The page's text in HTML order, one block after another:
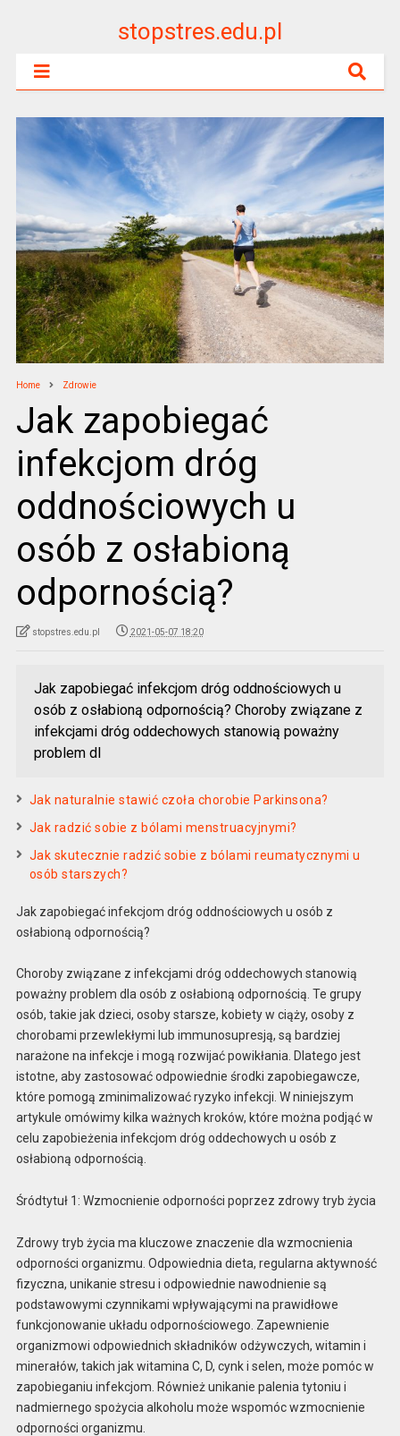
stopstres.edu.pl
Home Zdrowie
Jak zapobiegać
infekcjom dróg
oddnościowych u
osób z osłabioną
odpornością?
stopstres.edu.pl 2021-05-07 18:20
Jak zapobiegać infekcjom dróg oddnościowych u
osób z osłabioną odpornością? Choroby związane z
infekcjami dróg oddechowych stanowią poważny
problem dl
Jak naturalnie stawić czoła chorobie Parkinsona?
Jak radzić sobie z bólami menstruacyjnymi?
Jak skutecznie radzić sobie z bólami reumatycznymi u
osób starszych?
Jak zapobiegać infekcjom dróg oddnościowych u osób z
osłabioną odpornością?
Choroby związane z infekcjami dróg oddechowych stanowią
poważny problem dla osób z osłabioną odpornością. Te grupy
osób, takie jak dzieci, osoby starsze, kobiety w ciąży, osoby z
chorobami przewlekłymi lub immunosupresją, są bardziej
narażone na infekcje i mogą rozwijać powikłania. Dlatego jest
istotne, aby zastosować odpowiednie środki zapobiegawcze,
które pomogą zminimalizować ryzyko infekcji. W niniejszym
artykule omówimy kilka ważnych kroków, które można podjąć w
celu zapobieżenia infekcjom dróg oddechowych u osób z
osłabioną odpornością.
Śródtytuł 1: Wzmocnienie odporności poprzez zdrowy tryb życia
Zdrowy tryb życia ma kluczowe znaczenie dla wzmocnienia
odporności organizmu. Odpowiednia dieta, regularna aktywność
fizyczna, unikanie stresu i odpowiednie nawodnienie są
podstawowymi czynnikami wpływającymi na prawidłowe
funkcjonowanie układu odpornościowego. Zapewnienie
organizmowi odpowiednich składników odżywczych, witamin i
minerałów, takich jak witamina C, D, cynk i selen, może pomóc w
zapobieganiu infekcjom. Również unikanie palenia tytoniu i
nadmiernego spożycia alkoholu może wspomóc wzmocnienie
odporności organizmu.